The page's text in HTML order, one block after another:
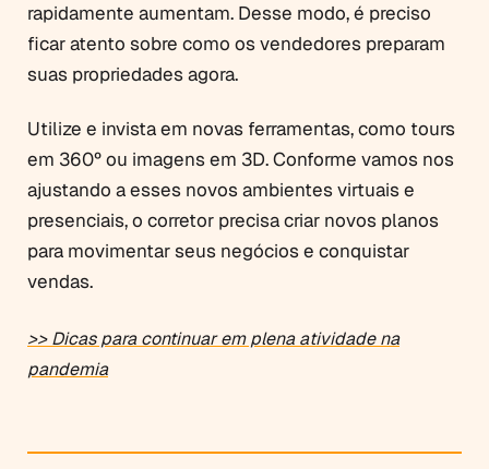
rapidamente aumentam. Desse modo, é preciso
ficar atento sobre como os vendedores preparam
suas propriedades agora.
Utilize e invista em novas ferramentas, como tours
em 360º ou imagens em 3D. Conforme vamos nos
ajustando a esses novos ambientes virtuais e
presenciais, o corretor precisa criar novos planos
para movimentar seus negócios e conquistar
vendas.
>> Dicas para continuar em plena atividade na
pandemia